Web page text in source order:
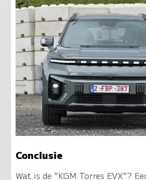
Conclusie
Wat is de "KGM Torres EVX"?